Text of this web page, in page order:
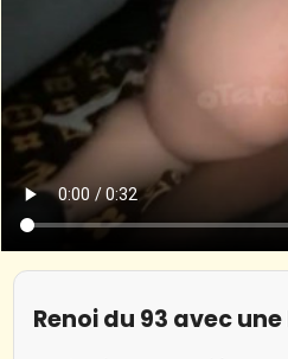
Renoi du 93 avec